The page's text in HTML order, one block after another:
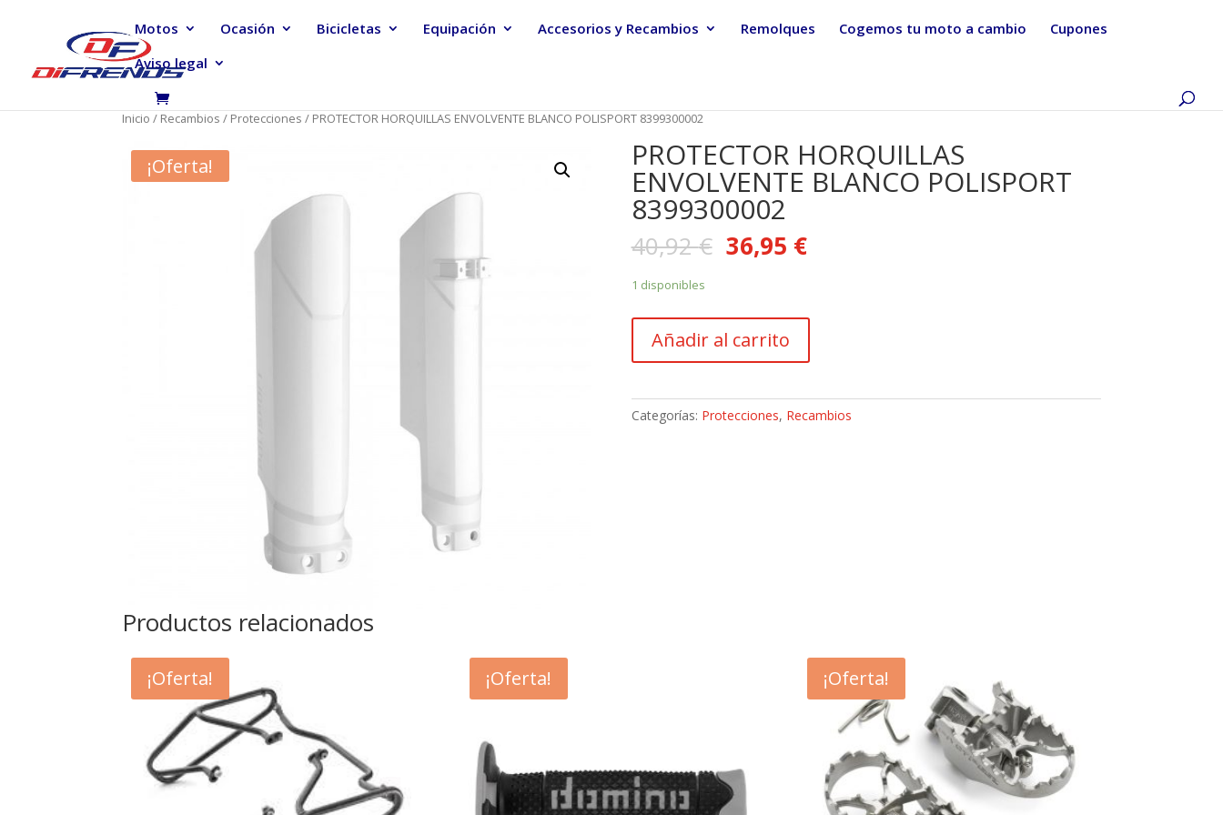
Motos Ocasión Bicicletas Equipación Accesorios y Recambios Remolques Cogemos tu moto a cambio
Cupones
Aviso legal
Inicio / Recambios / Protecciones / PROTECTOR HORQUILLAS ENVOLVENTE BLANCO POLISPORT 8399300002
¡Oferta! PROTECTOR HORQUILLAS
ENVOLVENTE BLANCO POLISPORT
8399300002
40,92€ 36,95 €
1 disponibles
HORQUILLAS
POLISPORT
Añadir al carrito
Categorías: Protecciones, Recambios
Productos relacionados
¡Oferta! ¡Oferta! ¡Oferta!